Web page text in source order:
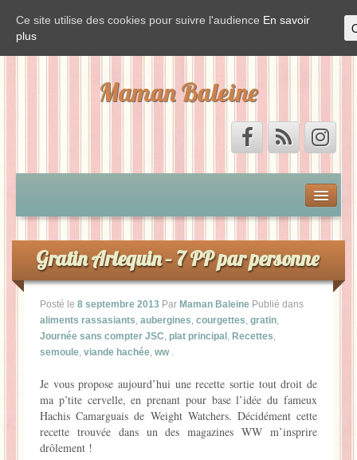
Maman Baleine
Mon by-pass et moi
Vis ma vie de Baleine
La Baleine est de sortie
Ma période Weight Watchers
Gratin Arlequin – 7 PP par personne
Posté le 8 septembre 2013 Par Maman Baleine Publié dans
aliments rassasiants, aubergines, courgettes, gratin,
Journée sans compter JSC, plat principal , Recettes,
semoule, viande hachée, ww .
Je vous propose aujourd’hui une recette sortie tout droit de
ma p’tite cervelle, en prenant pour base l’idée du fameux
Hachis Camarguais de Weight Watchers. Décidément cette
recette trouvée dans un des magazines WW m’insprire
drôlement !
Ce site utilise des cookies pour suivre l'audience En savoir
plus